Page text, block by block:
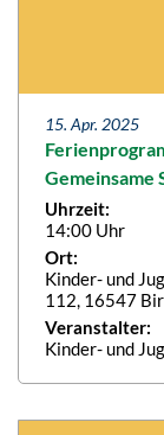
15. Apr. 2025
Gemeinsame
Uhrzeit:
14:00 Uhr
Ort:
Kinder- und
112, 16547
Veranstalter:
Kinder- und